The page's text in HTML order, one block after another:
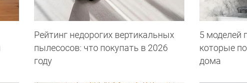
Рейтинг недорогих вертикальных
пылесосов: что покупать в 2026
году
5 моделей
которые
дома